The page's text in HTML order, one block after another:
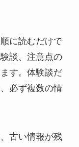
に読むだけで
談、注意点の
す。体験談だ
必ず複数の情
古い情報が残